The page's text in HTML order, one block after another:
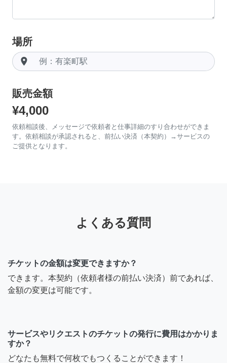
場所
room
販売金額
¥4,000
依頼相談後、メッセージで依頼者と仕事詳細のすり合わせができま
す。依頼相談が承認されると、前払い決済（本契約）→サービスの
ご提供となります。
よくある質問
チケットの金額は変更できますか？
できます。本契約（依頼者様の前払い決済）前であれば、
金額の変更は可能です。
サービスやリクエストのチケットの発行に費用はかかりま
すか？
どなたも無料で何枚でもつくることができます！